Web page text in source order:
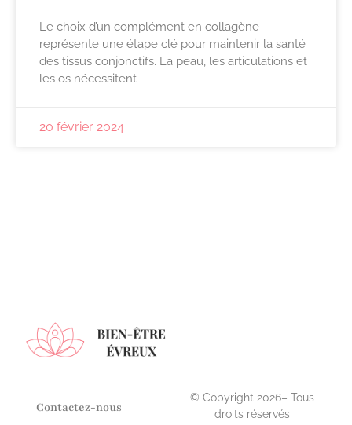
Le choix d’un complément en collagène
représente une étape clé pour maintenir la santé
des tissus conjonctifs. La peau, les articulations et
les os nécessitent
20 février 2024
Contactez-nous
© Copyright 2026– Tous
droits réservés